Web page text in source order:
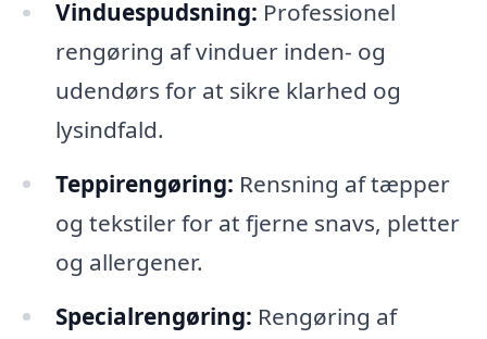
Vinduespudsning: Professionel
rengøring af vinduer inden- og
udendørs for at sikre klarhed og
lysindfald.
Teppirengøring: Rensning af tæpper
og tekstiler for at fjerne snavs, pletter
og allergener.
Specialrengøring: Rengøring af